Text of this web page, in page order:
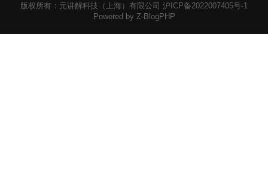
版权所有：元讲解科技（上海）有限公司 沪ICP备2022007405号-1
Powered by Z-BlogPHP